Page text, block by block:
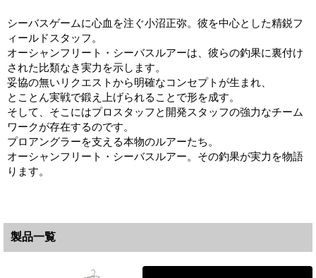
シーバスゲームに心血を注ぐ小沼正弥。彼を中心とした精鋭フ
ィールドスタッフ。
オーシャンフリート・シーバスルアーは、彼らの釣果に裏付け
された比類なき実力を示します。
妥協の無いリクエストから明確なコンセプトが生まれ、
とことん実戦で鍛え上げられることで形を成す。
そして、そこにはプロスタッフと開発スタッフの強力なチーム
ワークが存在するのです。
プロアングラーを支える本物のルアーたち。
オーシャンフリート・シーバスルアー。その釣果が実力を物語
ります。
製品一覧